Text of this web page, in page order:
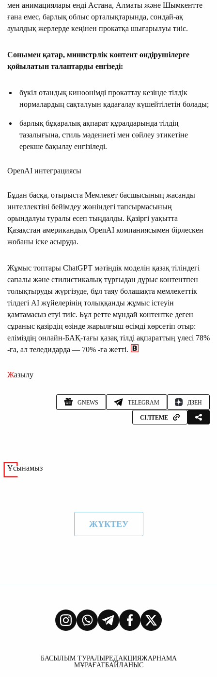
мен анимациялары енді Астана, Алматы және Шымкентте
ғана емес, барлық облыс орталықтарында, сондай-ақ
ауылдық жерлерде кеңінен прокатқа шығарылуы тиіс.
Сонымен қатар, министрлік контент өндірушілерге
қойылатын талаптарды енгізеді:
бүкіл отандық киноөнімді прокаттау кезінде тілдік
нормалардың сақталуын қадағалау күшейтілетін болады;
барлық бұқаралық ақпарат құралдарында тілдің
тазалығына, стиль мәдениеті мен сөйлеу этикетіне
ерекше бақылау енгізіледі.
OpenAI интеграциясы
Бұдан басқа, отырыста Мемлекет басшысының жасанды
интеллектіні бейімдеу жөніндегі тапсырмасының
орындалуы туралы есеп тыңдалды. Қазіргі уақытта
Қазақстан американдық OpenAI компаниясымен бірлескен
жобаны іске асыруда.
Жұмыс топтары ChatGPT мәтіндік моделін қазақ тіліндегі
сапалы және стилистикалық тұрғыдан дұрыс контентпен
толықтыруды жүргізуде, бұл таяу болашақта мемлекеттік
тілдегі AI жүйелерінің толыққанды жұмыс істеуін
қамтамасыз етуі тиіс. Бұл ретте мұндай контентке деген
сұраныс қазірдің өзінде жарылғыш өсімді көрсетіп отыр:
еліміздің онлайн-БАҚ-тағы қазақ тілді ақпараттың үлесі 78%
-ға, ал теледидарда — 70% -ға жетті.
Жазылу
GNEWS TELEGRAM ДЗЕН
СІЛТЕМЕ
Ұсынамыз
ЖҮКТЕУ
БАСЫЛЫМ ТУРАЛЫРЕДАКЦИЯЖАРНАМА
МҰРАҒАТБАЙЛАНЫС